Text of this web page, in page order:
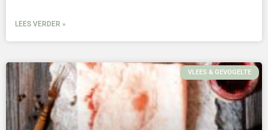
LEES VERDER »
VLEES & GEVOGELTE